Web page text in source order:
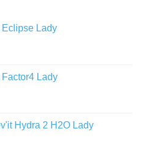
Eclipse Lady
Lady
Hydra 2 H2O Lady